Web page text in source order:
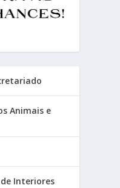
Animais e
Interiores